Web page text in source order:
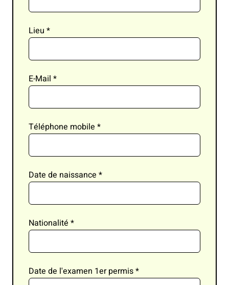
Lieu *
E-Mail *
Téléphone mobile *
Date de naissance *
Nationalité *
Date de l'examen 1er permis*